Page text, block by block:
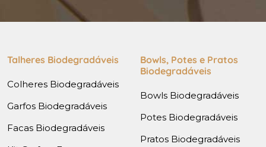
Talheres Biodegradáveis
Colheres Biodegradáveis
Garfos Biodegradáveis
Facas Biodegradáveis
Bowls, Potes e Pratos
Biodegradáveis
Bowls Biodegradáveis
Potes Biodegradáveis
Pratos Biodegradáveis